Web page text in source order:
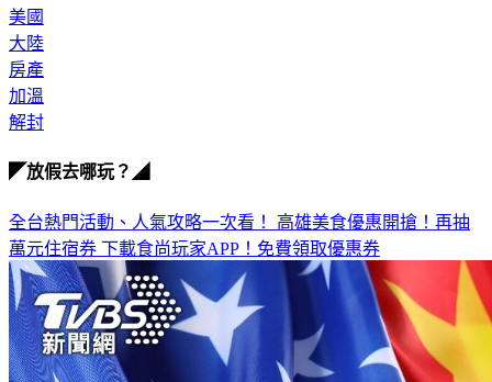
美國
大陸
房產
加溫
解封
◤放假去哪玩？◢
全台熱門活動、人氣攻略一次看！ 高雄美食優惠開搶！再抽
萬元住宿券 下載食尚玩家APP！免費領取優惠券